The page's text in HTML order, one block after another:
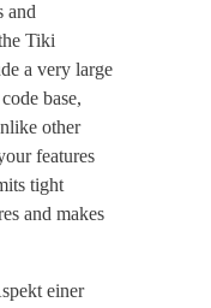
and
Tiki
a very large
base,
other
features
tight
and makes
einer